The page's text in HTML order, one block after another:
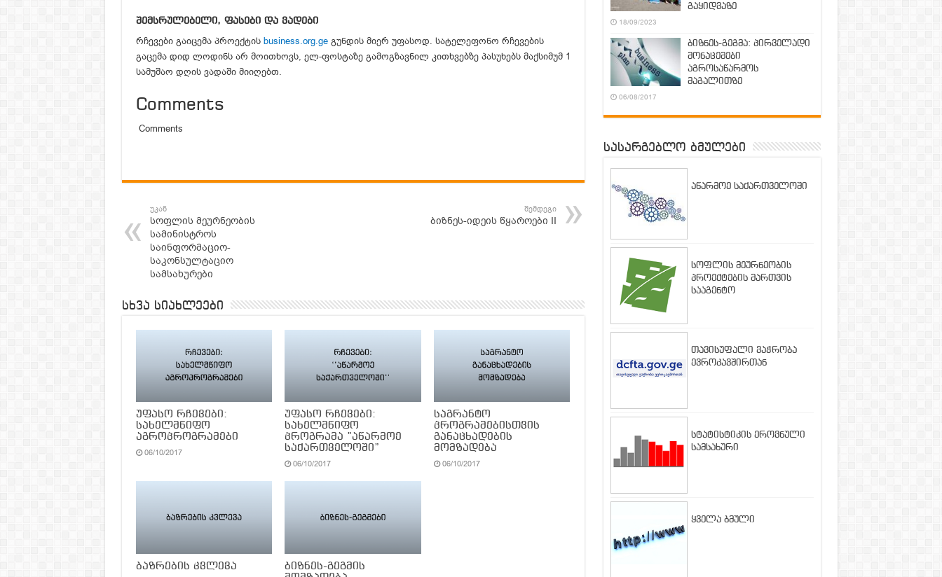
შემსრულებელი, ფასები და ვადები
რჩევები გაიცემა პროექტის business.org.geგუნდის მიერ უფასოდ. სატელეფონო რჩევების
გაცემა დიდ ლოდინს არ მოითხოვს, ელ-ფოსტაზე გამოგზავნილ კითხვებზე პასუხებს მაქსიმუმ 1
სამუშაო დღის ვადაში მიიღებთ.
Comments
Comments
უკან
სოფლის მეურნეობის
სამინისტროს
საინფორმაციო-
საკონსულტაციო
სამსახურები
შემდეგი
ბიზნეს-იდეის წყაროები II
სხვა სიახლეები
უფასო რჩევები:
სახელმწიფო
აგროპროგრამები
06/10/2017
უფასო რჩევები:
სახელმწიფო
პროგრამა ”აწარმოე
საქართველოში”
06/10/2017
საგრანტო
პროგრამებისთვის
განაცხადების
მომზადება
06/10/2017
ბაზრების კვლევა
ბიზნეს-გეგმის
გაყიდვაზე
18/09/2023
ბიზნეს-გეგმა: პირველადი
მონაცემები
აგროსაწარმოს
მაგალითზე
06/08/2017
სასარგებლო ბმულები
აწარმოე საქართველოში
სოფლის მეურნეობის
პროექტების მართვის
სააგენტო
თავისუფალი ვაჭრობა
ევროკავშირთან
სტატისტიკის ეროვნული
სამსახური
ყველა ბმული